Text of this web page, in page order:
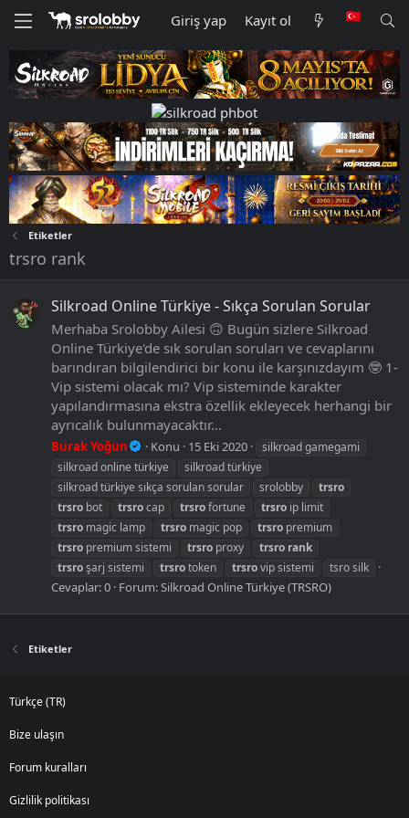
Giriş yap Kayıt ol
Etiketler
trsro rank
Silkroad Online Türkiye - Sıkça Sorulan Sorular
Merhaba Srolobby Ailesi 🙃 Bugün sizlere Silkroad
Online Türkiye'de sık sorulan soruları ve cevaplarını
barındıran bilgilendirici bir konu ile karşınızdayım 🤓 1-
Vip sistemi olacak mı? Vip sisteminde karakter
yapılandırmasına ekstra özellik ekleyecek herhangi bir
ayrıcalık bulunmayacaktır...
Burak Yoğun Konu 15 Eki 2020
silkroad gamegami
silkroad online türkiye
silkroad türkiye
silkroad türkiye sıkça sorulan sorular
srolobby
trsro
trsro bot trsrocap trsrofortune trsro ip limit
trsro magic lamp trsro magic pop trsro premium
trsro premium sistemi trsro proxy trsro rank
trsroşarj sistemi trsrotoken trsrovip sistemi tsro silk
Cevaplar: 0 Forum:Silkroad Online Türkiye (TRSRO)
Etiketler
Türkçe (TR)
Bize ulaşın
Forum kuralları
Gizlilik politikası